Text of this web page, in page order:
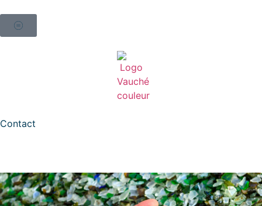
Contact